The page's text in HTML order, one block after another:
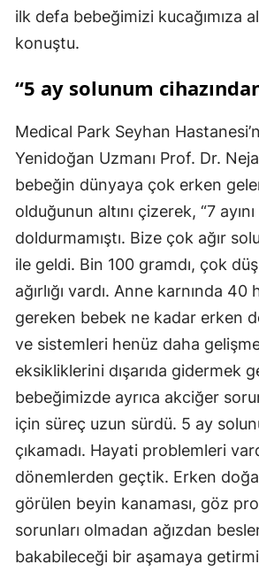
ilk defa bebeğimizi kucağımıza
konuştu.
“5 ay solunum
Medical Park Seyhan
Yenidoğan Uzmanı Prof. Dr.
bebeğin dünyaya çok erken
olduğunun altını çizerek, “7
doldurmamıştı. Bize çok ağır
ile geldi. Bin 100 gramdı, çok
ağırlığı vardı. Anne karnında 40
gereken bebek ne kadar erken
ve sistemleri henüz daha
eksikliklerini dışarıda gidermek
bebeğimizde ayrıca akciğer
için süreç uzun sürdü. 5 ay
çıkamadı. Hayati problemleri
dönemlerden geçtik. Erken
görülen beyin kanaması, göz
sorunları olmadan ağızdan
bakabileceği bir aşamaya